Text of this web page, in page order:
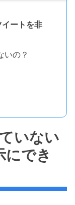
ートを非
いの？
いない
にでき